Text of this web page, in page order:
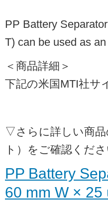
PP Battery
T) can be used as
＜商品詳細＞
下記の米国MTI社サ
▽さらに詳しい商品
ト）をご確認くだ
PP Battery
60 mm W × 25